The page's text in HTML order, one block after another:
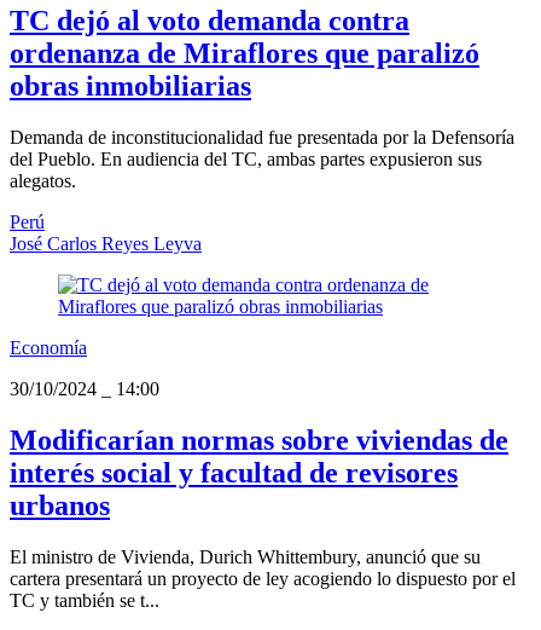
TC dejó al voto demanda contra
ordenanza de Miraflores que paralizó
obras inmobiliarias
Demanda de inconstitucionalidad fue presentada por la Defensoría
del Pueblo. En audiencia del TC, ambas partes expusieron sus
alegatos.
Perú
José Carlos Reyes Leyva
Economía
30/10/2024
14:00
Modificarían normas sobre viviendas de
interés social y facultad de revisores
urbanos
El ministro de Vivienda, Durich Whittembury, anunció que su
cartera presentará un proyecto de ley acogiendo lo dispuesto por el
TC y también se t...